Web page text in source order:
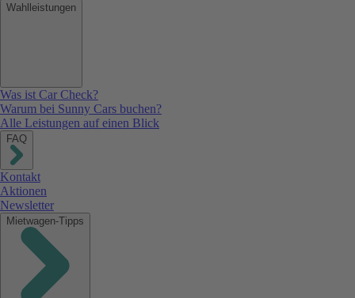
Wahlleistungen
Was ist Car Check?
Warum bei Sunny Cars buchen?
Alle Leistungen auf einen Blick
FAQ
Kontakt
Aktionen
Newsletter
Mietwagen-Tipps